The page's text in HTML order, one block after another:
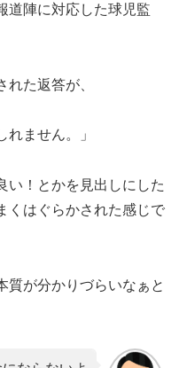
道陣に対応した球児監
れた返答が、
れません。」
！とかを見出しにした
くはぐらかされた感じで
質が分かりづらいなぁと